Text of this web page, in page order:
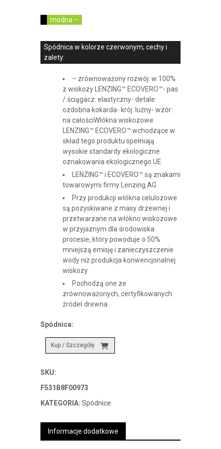
modna –
Spódnica w kolorze czerwonym, cechy i
zalety:
– zrównoważony rozwój: w 100%
z wiskozy LENZING™ ECOVERO™- pas
/ ściągacz: elastyczny- detale:
ozdobna kokarda- krój: luźny- wzór:
na całościWłókna wiskozowe
LENZING™ ECOVERO™ wchodzące w
skład tego produktu spełniają
wysokie standardy ekologiczne
oznakowania ekologicznego UE
LENZING™ i ECOVERO™ są znakami
towarowymi firmy Lenzing AG
Przy produkcji włókna celulozowe
są pozyskiwane z masy drzewnej i
przetwarzane na włókno wiskozowe
w przyjaznym dla środowiska
procesie, który powoduje o 50%
mniejszą emisję i zanieczyszczenie
wody niż produkcja konwencjonalnej
wiskozy
Pochodzą one ze
zrównoważonych, certyfikowanych
źródeł drewna
Spódnica:
Kup / Szczegóły
SKU:
F531B8F00973
KATEGORIA: Spódnice
Informacje dodatkowe